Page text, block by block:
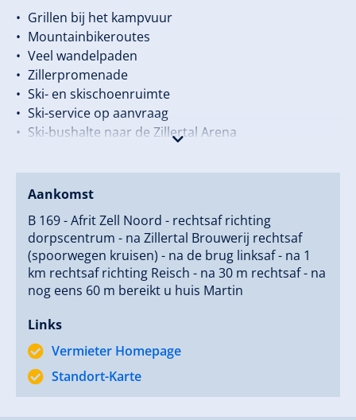
Grillen bij het kampvuur
Mountainbikeroutes
Veel wandelpaden
Zillerpromenade
Ski- en skischoenruimte
Ski-service op aanvraag
Ski-bushalte naar de Zillertal Arena
Onze tip:
Begin eenvoudig met uw vrijblijvende aanvraag, en u
gemaakte aanbieding
- of boek direct online.
Aankomst
B 169 - Afrit Zell Noord - rechtsaf richting
dorpscentrum - na Zillertal Brouwerij rechtsaf
(spoorwegen kruisen) - na de brug linksaf - na 1
km rechtsaf richting Reisch - na 30 m rechtsaf - na
nog eens 60 m bereikt u huis Martin
Links
Vermieter Homepage
Standort-Karte